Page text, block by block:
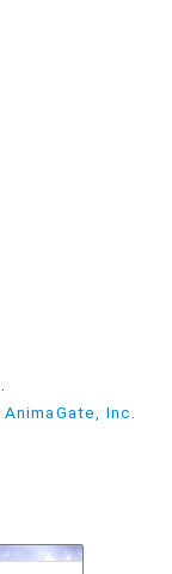
AnimaGate, Inc.